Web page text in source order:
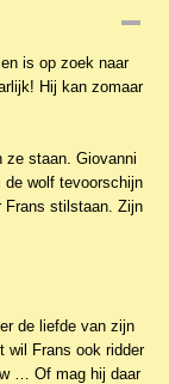
is op zoek naar
Hij kan zomaar
ze staan. Giovanni
de wolf tevoorschijn
Frans stilstaan. Zijn
de liefde van zijn
wil Frans ook ridder
… Of mag hij daar